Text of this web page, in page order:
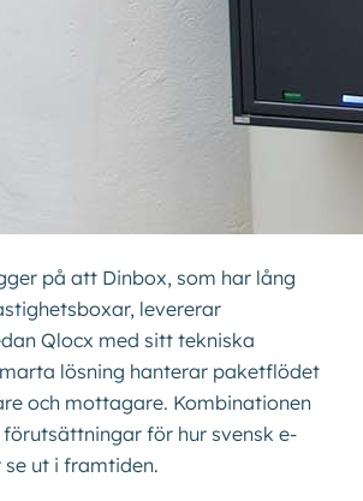
på att Dinbox, som har lång
levererar
Qlocx med sitt tekniska
lösning hanterar paketflödet
och mottagare. Kombinationen
för hur svensk e-
ut i framtiden.